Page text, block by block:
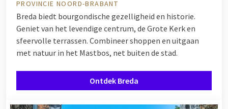
PROVINCIE NOORD-BRABANT
Breda biedt bourgondische gezelligheid en historie.
Geniet van het levendige centrum, de Grote Kerk en
sfeervolle terrassen. Combineer shoppen en uitgaan
met natuur in het Mastbos, net buiten de stad.
Ontdek Breda